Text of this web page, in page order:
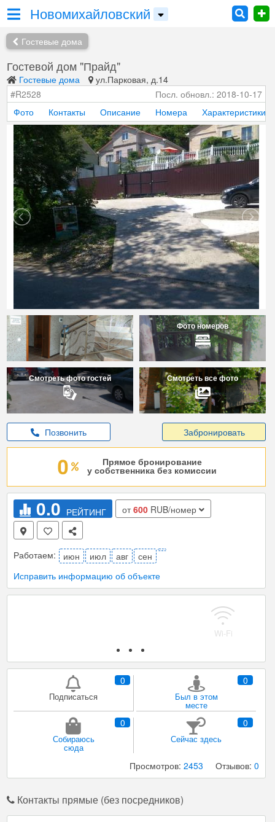
Новомихайловский
Гостевые дома
Гостевой дом "Прайд"
Гостевые дома
ул.Парковая, д.14
#R2528
Посл. обновл.: 2018-10-17
Фото
Контакты Описание Номера Характеристики
Фото номеров
Смотреть фото гостей Смотреть все фото
Позвонить Забронировать
Прямое бронирование
у собственника без комиссии
0.0 РЕЙТИНГ от600 RUB/номер
Работаем: июн июл авг
сен
Исправить информацию об объекте
Уборка
0
Подписаться
0
Был в этом
месте
0
Собираюсь
сюда
0
Сейчас здесь
Отзывов: 0
Просмотров: 2453
Контакты прямые (без посредников)